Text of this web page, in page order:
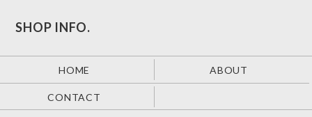
SHOP INFO.
HOME ABOUT
CONTACT